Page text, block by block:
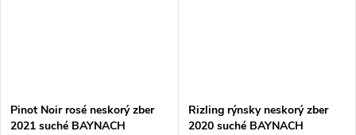
Pinot Noir rosé neskorý zber
2021 suché BAYNACH
Rizling rýnsky neskorý zber
2020 suché BAYNACH